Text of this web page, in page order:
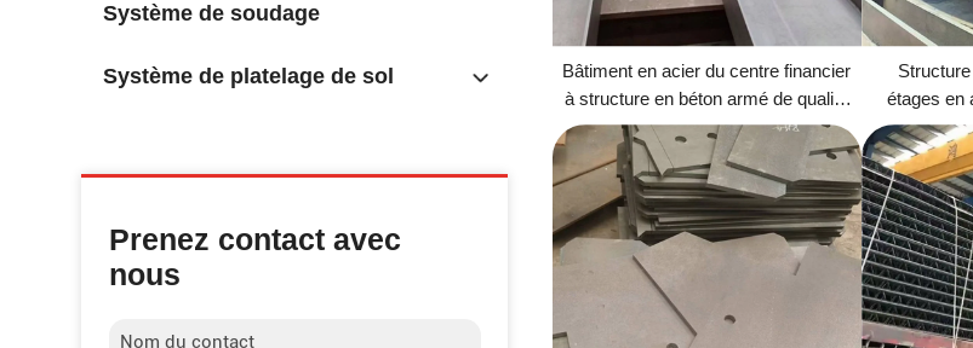
Système de soudage
Système de platelage de sol
Prenez contact avec
nous
Bâtiment en acier du centre financier
à structure en béton armé de qualité
internationale
étages en
portée